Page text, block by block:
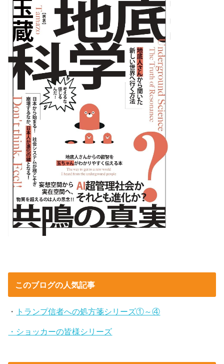
このブログの人気記事
・ トランプ信者への処方箋シリーズ①～④
・ショッカーの皆様シリーズ